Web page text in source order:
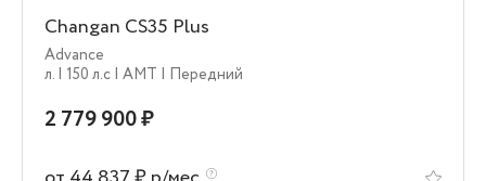
Changan CS35 Plus
Advance
л. | 150 л.c | AMT | Передний
2 779 900 ₽